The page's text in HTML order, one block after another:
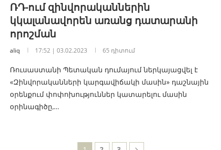
ՌԴ-ում զինվորականներին
կկալանավորեն առանց դատարանի
որոշման
aliq 17:52 | 03.02.2023 65 դիտում
Ռուսաստանի Պետական դումայում ներկայացվել է
«Զինվորականների կարգավիճակի մասին» դաշնային
օրենքում փոփոխություններ կատարելու մասին
օրինագիծը,…